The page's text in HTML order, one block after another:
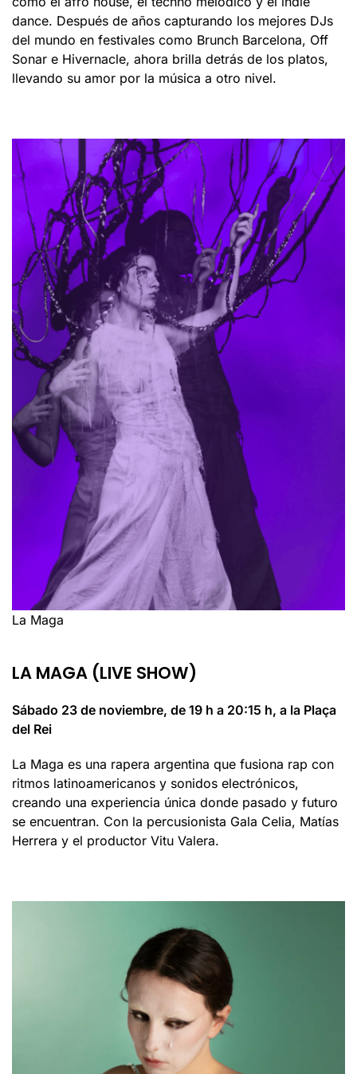
dance. Después de años capturando los mejores DJs
del mundo en festivales como Brunch Barcelona, Off
Sonar e Hivernacle, ahora brilla detrás de los platos,
llevando su amor por la música a otro nivel.
La Maga
LA MAGA (LIVE SHOW)
Sábado 23 de noviembre, de 19 h a 20:15 h, a la Plaça
del Rei
La Maga es una rapera argentina que fusiona rap con
ritmos latinoamericanos y sonidos electrónicos,
creando una experiencia única donde pasado y futuro
se encuentran. Con la percusionista Gala Celia, Matías
Herrera y el productor Vitu Valera.